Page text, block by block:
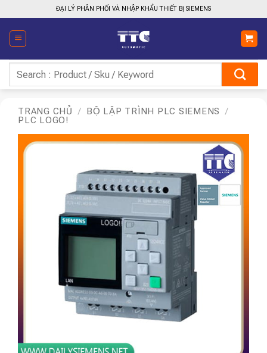
qua
nội
dung
ĐẠI LÝ PHÂN PHỐI VÀ NHẬP KHẨU THIẾT BỊ SIEMENS
kiếm:
TRANG CHỦ / BỘ LẬP TRÌNH PLC SIEMENS
/
PLC LOGO!